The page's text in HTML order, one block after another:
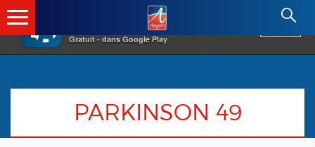
×
Gratuit - dans Google Play
Angers.fr : Retour à l'accueil
PARKINSON 49